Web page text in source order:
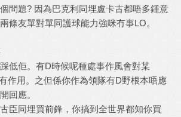
問題? 因為巴克利同埋盧卡古都唔多鍾意
條友單對單同護球能力強咪冇事LO。
低佢。有D時候呢種處事作風會對某
作用。之但係你作為領隊有D野根本唔應
回應。
臣同埋買前鋒，你搞到全世界都知你買